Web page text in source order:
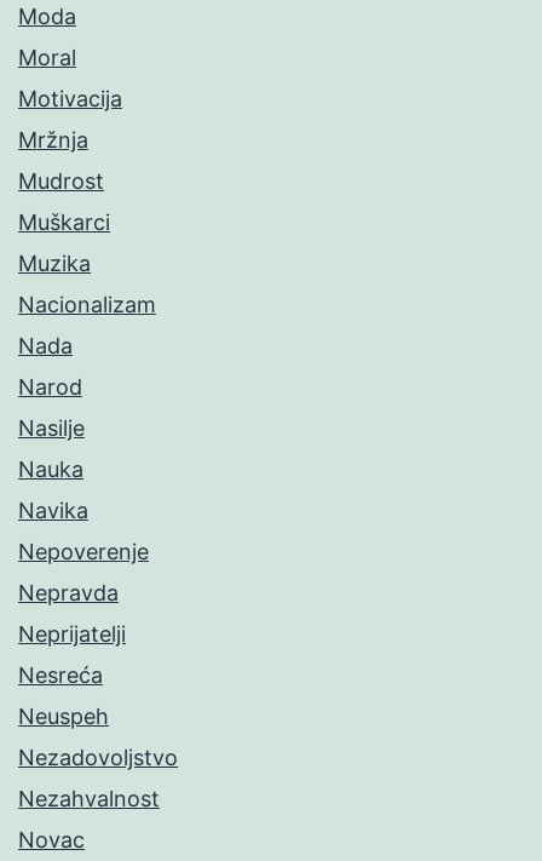
Moda
Moral
Motivacija
Mržnja
Mudrost
Muškarci
Muzika
Nacionalizam
Nada
Narod
Nasilje
Nauka
Navika
Nepoverenje
Nepravda
Neprijatelji
Nesreća
Neuspeh
Nezadovoljstvo
Nezahvalnost
Novac